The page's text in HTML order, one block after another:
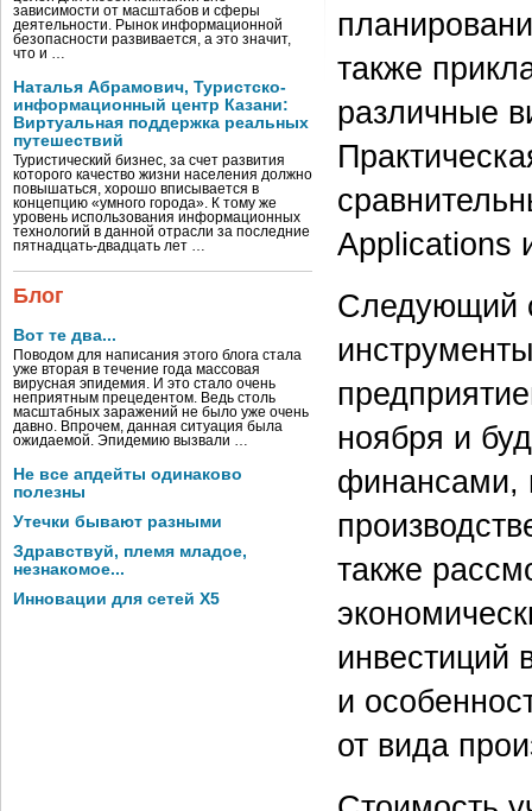
зависимости от масштабов и сферы
деятельности. Рынок информационной
безопасности развивается, а это значит,
что и …
Наталья Абрамович, Туристско-
информационный центр Казани:
Виртуальная поддержка реальных
путешествий
Туристический бизнес, за счет развития
которого качество жизни населения должно
повышаться, хорошо вписывается в
концепцию «умного города». К тому же
уровень использования информационных
технологий в данной отрасли за последние
пятнадцать-двадцать лет …
Блог
Вот те два...
Поводом для написания этого блога стала
уже вторая в течение года массовая
вирусная эпидемия. И это стало очень
неприятным прецедентом. Ведь столь
масштабных заражений не было уже очень
давно. Впрочем, данная ситуация была
ожидаемой. Эпидемию вызвали …
Не все апдейты одинаково
полезны
Утечки бывают разными
Здравствуй, племя младое,
незнакомое...
Инновации для сетей X5
также
различные
Applications
Следующий
ноября и
финансами,
также
инвестиций
и
от вида